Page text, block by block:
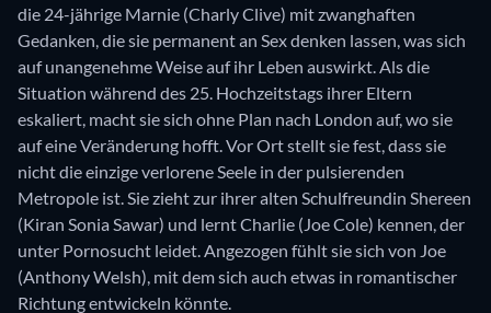
die 24-jährige Marnie (Charly Clive) mit zwanghaften
Gedanken, die sie permanent an Sex denken lassen, was sich
auf unangenehme Weise auf ihr Leben auswirkt. Als die
Situation während des 25. Hochzeitstags ihrer Eltern
eskaliert, macht sie sich ohne Plan nach London auf, wo sie
auf eine Veränderung hofft. Vor Ort stellt sie fest, dass sie
nicht die einzige verlorene Seele in der pulsierenden
Metropole ist. Sie zieht zur ihrer alten Schulfreundin Shereen
(Kiran Sonia Sawar) und lernt Charlie (Joe Cole) kennen, der
unter Pornosucht leidet. Angezogen fühlt sie sich von Joe
(Anthony Welsh), mit dem sich auch etwas in romantischer
Richtung entwickeln könnte.